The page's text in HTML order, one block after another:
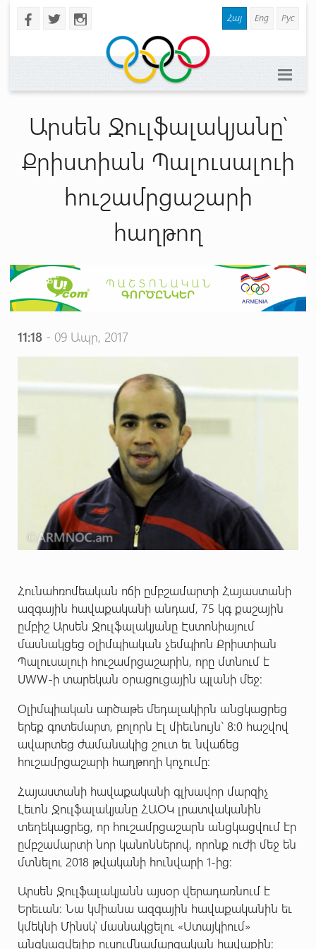
b a x Հայ Eng Рус
Արսեն Ջուլֆալակյանը՝
Քրիստիան Պալուսալուի
հուշամրցաշարի
հաղթող
11:18- 09 Ապր, 2017
Հունահռոմեական ոճի ըմբշամարտի Հայաստանի
ազգային հավաքականի անդամ, 75 կգ քաշային
ըմբիշ Արսեն Ջուլֆալակյանը Էստոնիայում
մասնակցեց օլիմպիական չեմպիոն Քրիստիան
Պալուսալուի հուշամրցաշարին, որը մտնում է
UWW-ի տարեկան օրացուցային պլանի մեջ:
Օլիմպիական արծաթե մեդալակիրն անցկացրեց
երեք գոտեմարտ, բոլորն էլ միեւնույն` 8:0 հաշվով
ավարտեց ժամանակից շուտ եւ նվաճեց
հուշամրցաշարի հաղթողի կոչումը:
Հայաստանի հավաքականի գլխավոր մարզիչ
Լեւոն Ջուլֆալակյանը ՀԱՕԿ լրատվականին
տեղեկացրեց, որ հուշամրցաշարն անցկացվում էր
ըմբշամարտի նոր կանոններով, որոնք ուժի մեջ են
մտնելու 2018 թվականի հունվարի 1-ից:
Արսեն Ջուլֆալակյանն այսօր վերադառնում է
Երեւան: Նա կմիանա ազգային հավաքականին եւ
կմեկնի Մինսկ՝ մասնակցելու «Ստայկիում»
անցկացվելիք ուսումնամարզական հավաքին: